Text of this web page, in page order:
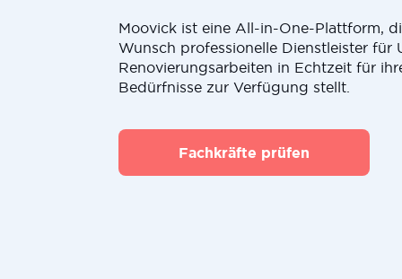
Moovick ist eine All-in-One-Plattform,
Wunsch professionelle Dienstleister für
Renovierungsarbeiten in Echtzeit für
Bedürfnisse zur Verfügung stellt.
Fachkräfte prüfen